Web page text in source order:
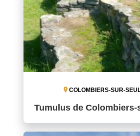
COLOMBIERS-SUR-
Tumulus de Colombiers-